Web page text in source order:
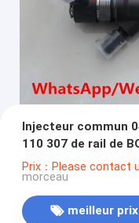
Injecteur commun
110 307 de rail de
Prix：Please contact
morceau
meilleur prix